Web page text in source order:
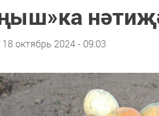
18 октябрь 2024 - 09:03